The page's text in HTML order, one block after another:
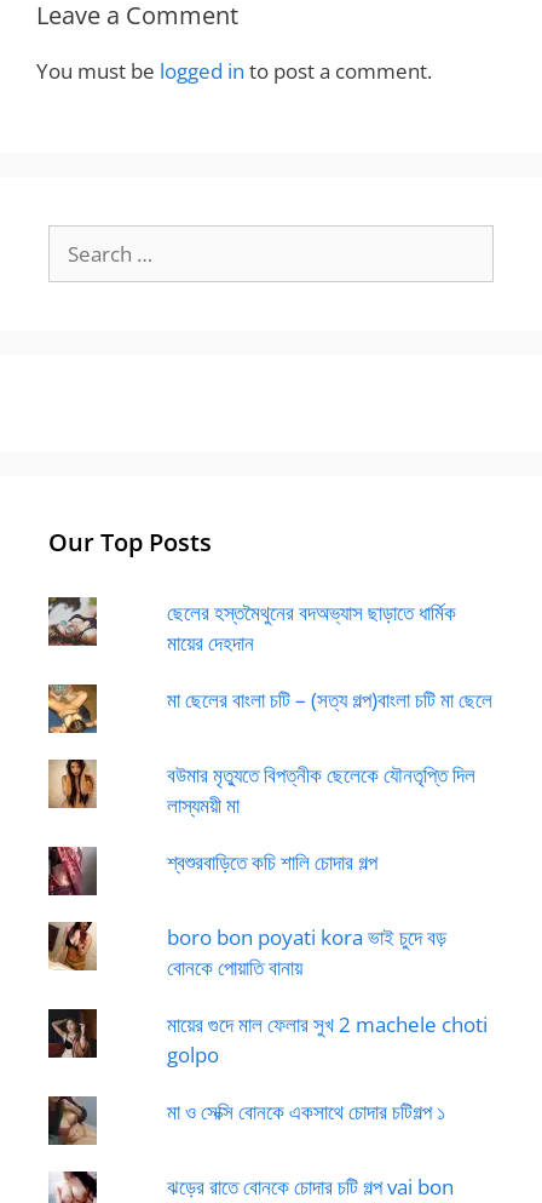
Leave a Comment
You must be logged in to post a comment.
for:
Our Top Posts
ছেলের হস্তমৈথুনের বদঅভ্যাস ছাড়াতে ধার্মিক
মায়ের দেহদান
মা ছেলের বাংলা চটি – (সত্য গল্প)বাংলা চটি মা ছেলে
বউমার মৃত্যুতে বিপত্নীক ছেলেকে যৌনতৃপ্তি দিল
লাস্যময়ী মা
শ্বশুরবাড়িতে কচি শালি চোদার গল্প
boro bon poyati kora ভাই চুদে বড়
বোনকে পোয়াতি বানায়
মায়ের গুদে মাল ফেলার সুখ 2 machele choti
golpo
মা ও সেক্সি বোনকে একসাথে চোদার চটিগল্প ১
ঝড়ের রাতে বোনকে চোদার চটি গল্প vai bon